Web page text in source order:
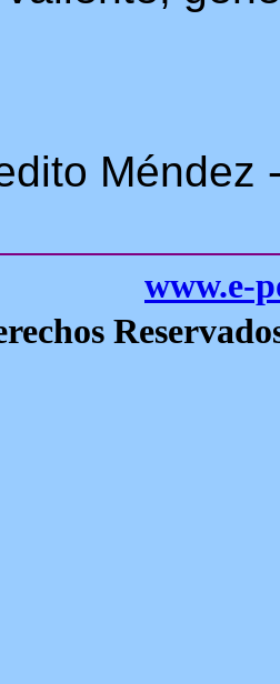
Méndez
www.e-